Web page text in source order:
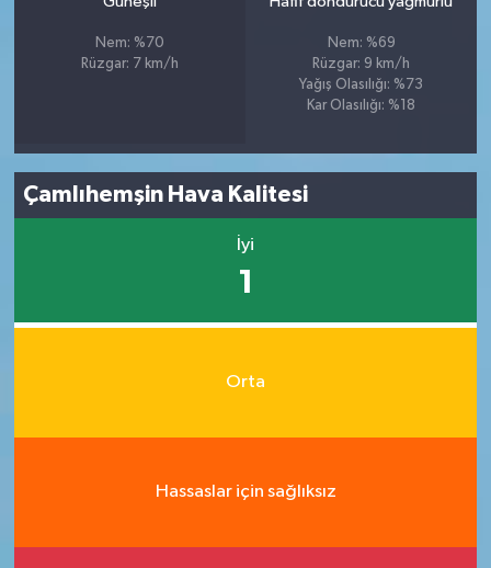
Nem: %70
Rüzgar: 7 km/h
Nem: %69
Rüzgar: 9 km/h
Yağış Olasılığı: %73
Kar Olasılığı: %18
Çamlıhemşin Hava Kalitesi
İyi
1
Orta
Hassaslar için sağlıksız